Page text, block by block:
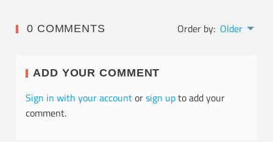
0 COMMENTS Order by: Older
ADD YOUR COMMENT
Sign in with your accountorsign upto add your
comment.